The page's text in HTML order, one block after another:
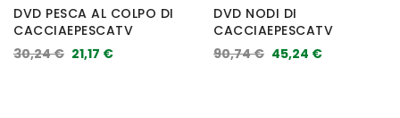
DVD PESCA AL COLPO DI
CACCIAEPESCATV
21,17 €
30,24 €
DVD NODI DI
CACCIAEPESCATV
45,24 €
90,74 €